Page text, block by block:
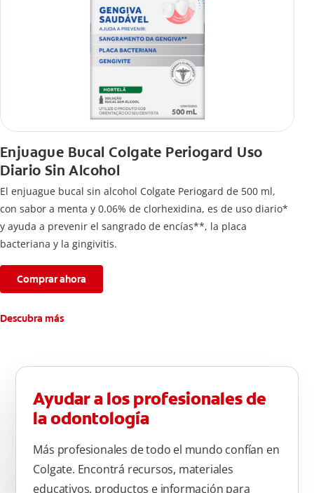
Enjuague Bucal Colgate Periogard Uso
Diario Sin Alcohol
El enjuague bucal sin alcohol Colgate Periogard de 500 ml,
con sabor a menta y 0.06% de clorhexidina, es de uso diario*
y ayuda a prevenir el sangrado de encías**, la placa
bacteriana y la gingivitis.
Comprar ahora
Descubra más
Ayudar a los profesionales de
la odontología
Más profesionales de todo el mundo confían en
Colgate. Encontrá recursos, materiales
educativos, productos e información para